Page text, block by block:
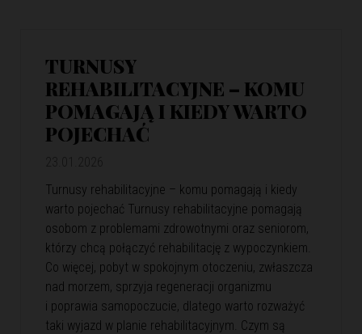
TURNUSY
REHABILITACYJNE – KOMU
POMAGAJĄ I KIEDY WARTO
POJECHAĆ
Turnusy rehabilitacyjne – komu pomagają i kiedy
warto pojechać Turnusy rehabilitacyjne pomagają
osobom z problemami zdrowotnymi oraz seniorom,
którzy chcą połączyć rehabilitację z wypoczynkiem.
Co więcej, pobyt w spokojnym otoczeniu, zwłaszcza
nad morzem, sprzyja regeneracji organizmu
i poprawia samopoczucie, dlatego warto rozważyć
taki wyjazd w planie rehabilitacyjnym. Czym są